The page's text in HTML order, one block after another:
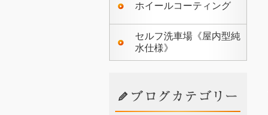
ホイールコーティング
セルフ洗車場《屋内型純
水仕様》